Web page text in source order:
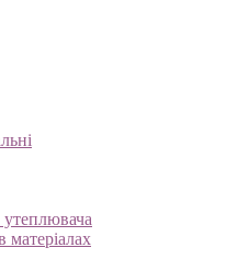
матеріалах